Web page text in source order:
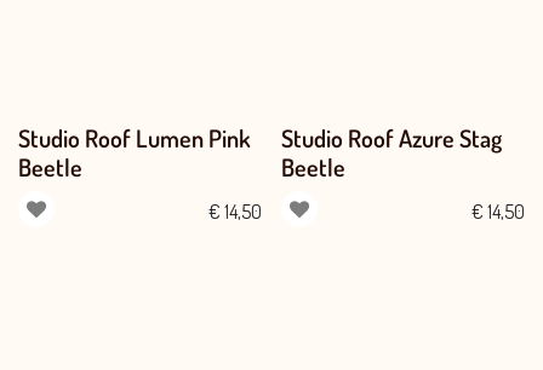
Studio Roof Lumen Pink
Beetle
€ 14,50
Studio Roof Azure Stag
Beetle
€ 14,50